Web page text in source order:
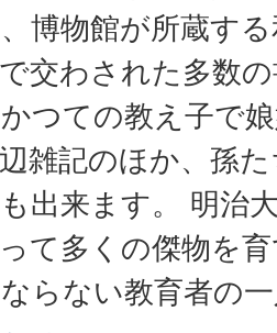
博物館が所蔵す
交わされた多数
つての教え子で
雑記のほか、孫
出来ます。 明治
て多くの傑物を
らない教育者の